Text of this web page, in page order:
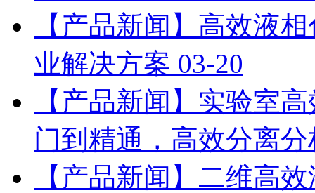
【产品新闻】高效液
业解决方案 03-20
【产品新闻】实验室
门到精通，高效分离
【产品新闻】二维高